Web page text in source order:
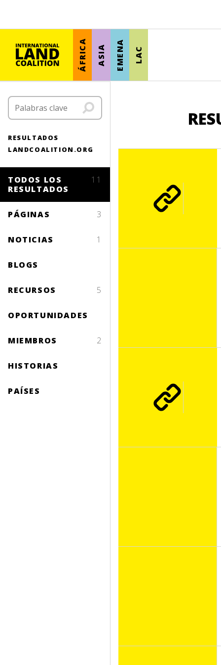
ÁFRICA ASIA EMENA LAC
RESULTADOS
LANDCOALITION.ORG
TODOS LOS
RESULTADOS
11
PÁGINAS 3
NOTICIAS 1
BLOGS
RECURSOS 5
OPORTUNIDADES
MIEMBROS 2
HISTORIAS
PAÍSES